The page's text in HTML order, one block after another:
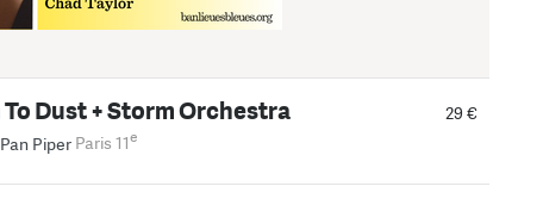
29 €
Dust + Storm Orchestra
Pan Piper Paris 11e